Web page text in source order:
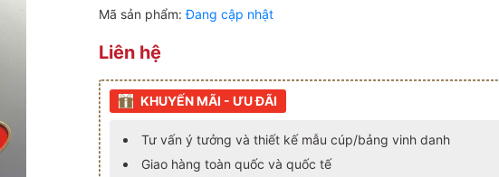
Mã sản phẩm:Đang cập nhật
Liên hệ
KHUYẾN MÃI - ƯU ĐÃI
Tư vấn ý tưởng và thiết kế mẫu cúp/bảng vinh danh
Giao hàng toàn quốc và quốc tế